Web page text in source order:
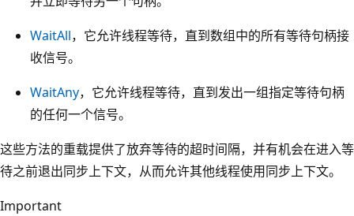
WaitAll，它允许线程等待，直到数组中的所有等待句柄接
收信号。
WaitAny，它允许线程等待，直到发出一组指定等待句柄
的任何一个信号。
这些方法的重载提供了放弃等待的超时间隔，并有机会在进入等
待之前退出同步上下文，从而允许其他线程使用同步上下文。
Important